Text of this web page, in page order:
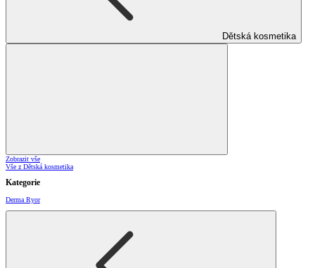
Dětská kosmetika
Zobrazit vše
Vše z Dětská kosmetika
Kategorie
Derma Ryor